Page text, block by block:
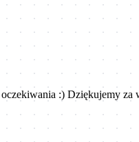
:) Dziękujemy